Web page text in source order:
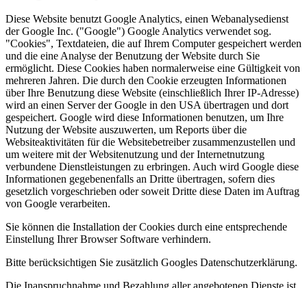
Diese Website benutzt Google Analytics, einen Webanalysedienst
der Google Inc. ("Google") Google Analytics verwendet sog.
"Cookies", Textdateien, die auf Ihrem Computer gespeichert werden
und die eine Analyse der Benutzung der Website durch Sie
ermöglicht. Diese Cookies haben normalerweise eine Gültigkeit von
mehreren Jahren. Die durch den Cookie erzeugten Informationen
über Ihre Benutzung diese Website (einschließlich Ihrer IP-Adresse)
wird an einen Server der Google in den USA übertragen und dort
gespeichert. Google wird diese Informationen benutzen, um Ihre
Nutzung der Website auszuwerten, um Reports über die
Websiteaktivitäten für die Websitebetreiber zusammenzustellen und
um weitere mit der Websitenutzung und der Internetnutzung
verbundene Dienstleistungen zu erbringen. Auch wird Google diese
Informationen gegebenenfalls an Dritte übertragen, sofern dies
gesetzlich vorgeschrieben oder soweit Dritte diese Daten im Auftrag
von Google verarbeiten.
Sie können die Installation der Cookies durch eine entsprechende
Einstellung Ihrer Browser Software verhindern.
Bitte berücksichtigen Sie zusätzlich Googles Datenschutzerklärung.
Die Inanspruchnahme und Bezahlung aller angebotenen Dienste ist